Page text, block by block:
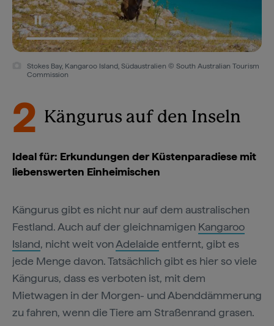
Stokes Bay, Kangaroo Island, Südaustralien © South Australian Tourism
Commission
2 Kängurus auf den Inseln
Ideal für: Erkundungen der Küstenparadiese mit
liebenswerten Einheimischen
Kängurus gibt es nicht nur auf dem australischen
Festland. Auch auf der gleichnamigen Kangaroo
Island, nicht weit vonAdelaide entfernt, gibt es
jede Menge davon. Tatsächlich gibt es hier so viele
Kängurus, dass es verboten ist, mit dem
Mietwagen in der Morgen- und Abenddämmerung
zu fahren, wenn die Tiere am Straßenrand grasen.